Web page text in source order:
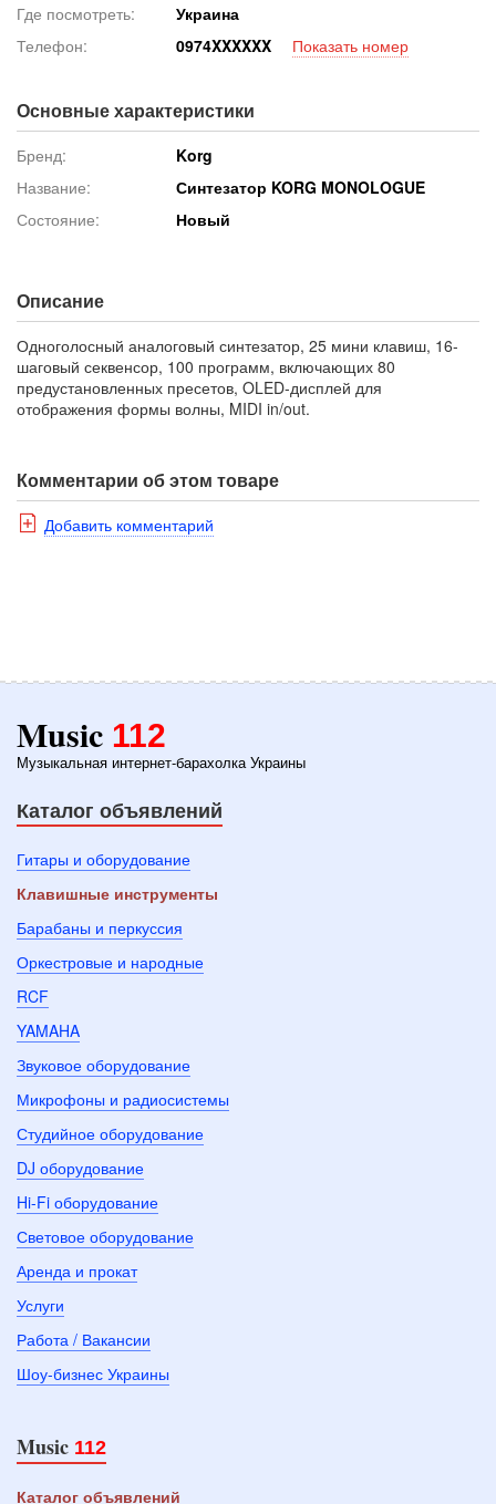
Где посмотреть:
Украина
Телефон:
0974XXXXXX Показать номер
Основные характеристики
Бренд:
Korg
Название:
Синтезатор KORG MONOLOGUE
Состояние:
Новый
Описание
Одноголосный аналоговый синтезатор, 25 мини клавиш, 16-
шаговый секвенсор, 100 программ, включающих 80
предустановленных пресетов, OLED-дисплей для
отображения формы волны, MIDI in/out.
Комментарии об этом товаре
Добавить комментарий
Music 112
Музыкальная интернет-барахолка Украины
Каталог объявлений
Гитары и оборудование
Клавишные инструменты
Барабаны и перкуссия
Оркестровые и народные
RCF
YAMAHA
Звуковое оборудование
Микрофоны и радиосистемы
Студийное оборудование
DJ оборудование
Hi-Fi оборудование
Световое оборудование
Аренда и прокат
Услуги
Работа / Вакансии
Шоу-бизнес Украины
Music 112
Каталог объявлений